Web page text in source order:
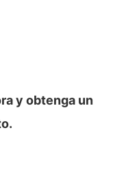
y obtenga un